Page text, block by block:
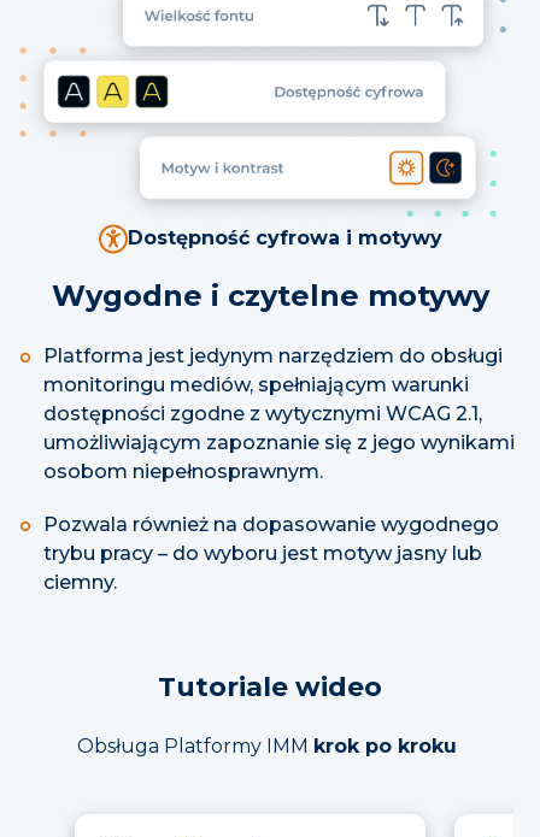
Dostępność cyfrowa i motywy
Wygodne i czytelne motywy
Platforma jest jedynym narzędziem do obsługi
monitoringu mediów, spełniającym warunki
dostępności zgodne z wytycznymi WCAG 2.1,
umożliwiającym zapoznanie się z jego wynikami
osobom niepełnosprawnym.
Pozwala również na dopasowanie wygodnego
trybu pracy – do wyboru jest motyw jasny lub
ciemny.
Tutoriale wideo
Obsługa Platformy IMM krok po kroku